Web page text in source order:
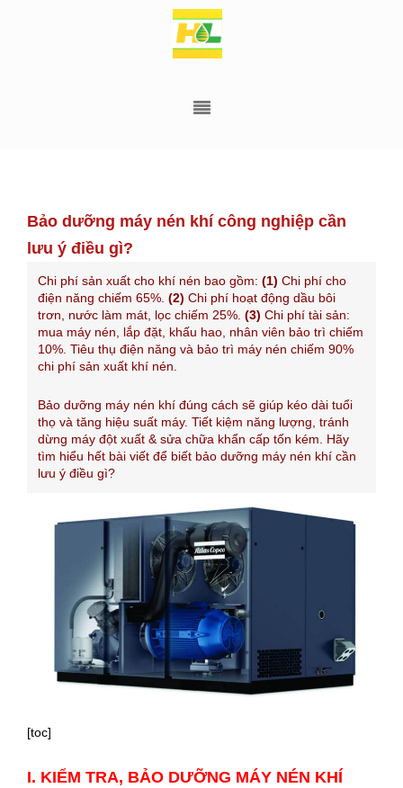
Bảo dưỡng máy nén khí công nghiệp cần
lưu ý điều gì?
Chi phí sản xuất cho khí nén bao gồm: (1) Chi phí cho
điện năng chiếm 65%. (2) Chi phí hoạt động dầu bôi
trơn, nước làm mát, lọc chiếm 25%. (3) Chi phí tài sản:
mua máy nén, lắp đặt, khấu hao, nhân viên bảo trì chiếm
10%. Tiêu thụ điện năng và bảo trì máy nén chiếm 90%
chi phí sản xuất khí nén.
Bảo dưỡng máy nén khí đúng cách sẽ giúp kéo dài tuổi
thọ và tăng hiệu suất máy. Tiết kiệm năng lượng, tránh
dừng máy đột xuất & sửa chữa khẩn cấp tốn kém. Hãy
tìm hiểu hết bài viết để biết bảo dưỡng máy nén khí cần
lưu ý điều gì?
[toc]
I. KIỂM TRA, BẢO DƯỠNG MÁY NÉN KHÍ